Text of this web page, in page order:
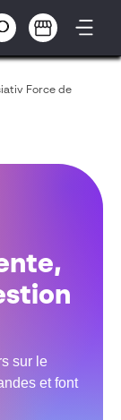
Force de
sur le
et font